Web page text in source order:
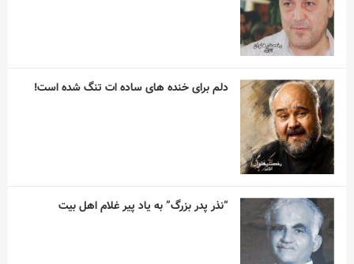
دلم برای خنده های ساده ات تنگ شده است!
“نذر پدر بزرگ” به یاد پیر غلام اهل بیت